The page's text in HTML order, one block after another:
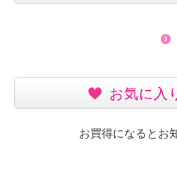
お気に入
お買得になるとお